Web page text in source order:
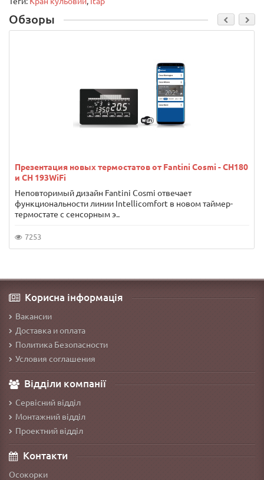
Обзоры
Презентация новых термостатов от Fantini Cosmi - CH180
и CH 193WiFi
Неповторимый дизайн Fantini Cosmi отвечает
функциональности линии Intellicomfort в новом таймер-
термостате с сенсорным э..
7253
Корисна інформація
Вакансии
Доставка и оплата
Политика Безопасности
Условия соглашения
Відділи компанії
Сервісний відділ
Монтажний відділ
Проектний відділ
Контакти
Осокорки